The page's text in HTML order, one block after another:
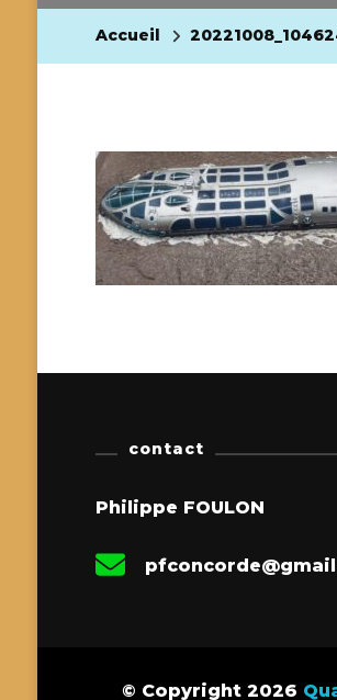
Accueil
contact
Philippe FOULON
© Copyright 2026